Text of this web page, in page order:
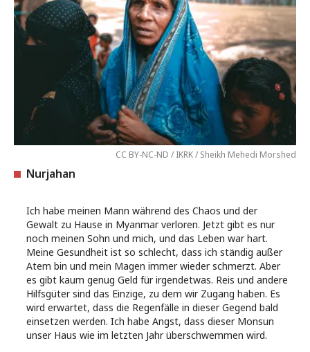
CC BY-NC-ND / IKRK / Sheikh Mehedi Morshed
Nurjahan
Ich habe meinen Mann während des Chaos und der
Gewalt zu Hause in Myanmar verloren. Jetzt gibt es nur
noch meinen Sohn und mich, und das Leben war hart.
Meine Gesundheit ist so schlecht, dass ich ständig außer
Atem bin und mein Magen immer wieder schmerzt. Aber
es gibt kaum genug Geld für irgendetwas. Reis und andere
Hilfsgüter sind das Einzige, zu dem wir Zugang haben. Es
wird erwartet, dass die Regenfälle in dieser Gegend bald
einsetzen werden. Ich habe Angst, dass dieser Monsun
unser Haus wie im letzten Jahr überschwemmen wird.